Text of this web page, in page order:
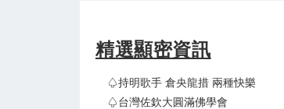
精選顯密資訊
♤持明歌手 倉央龍措 兩種快樂
♤台灣佐欽大圓滿佛學會